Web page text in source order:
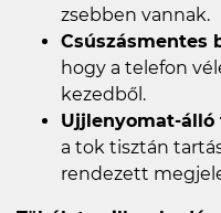
zsebben vannak.
Csúszásmentes
hogy a telefon
kezedből.
Ujjlenyomat-álló
a tok tisztán
rendezett